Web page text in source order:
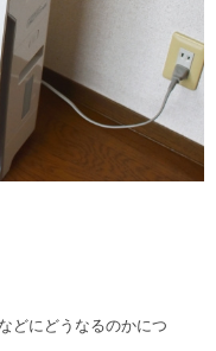
どにどうなるのかにつ